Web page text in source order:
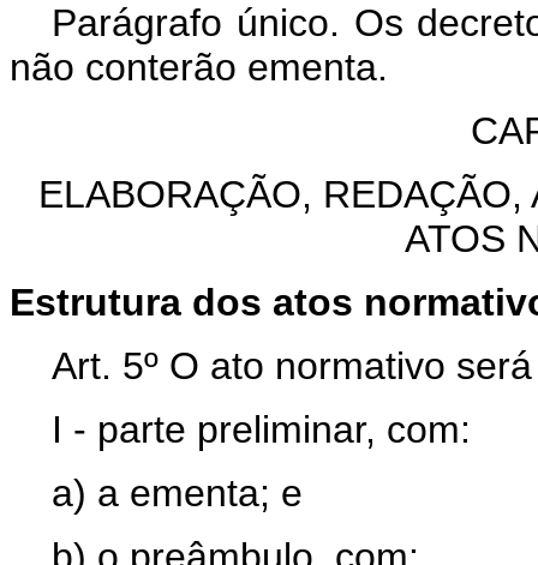
Parágrafo único. Os
não conterão ementa.
ELABORAÇÃO,
ATOS
Estrutura dos atos
Art. 5º O ato normativo
I - parte preliminar, com:
a) a ementa; e